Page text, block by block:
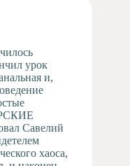
урок
и,
Савелий
хаоса,